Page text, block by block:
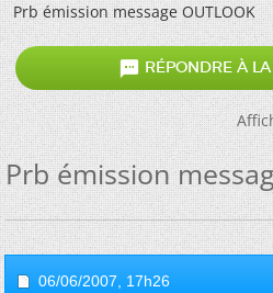
Prb émission message OUTLOOK
 RÉPONDRE À
Prb émission
06/06/2007, 17h26